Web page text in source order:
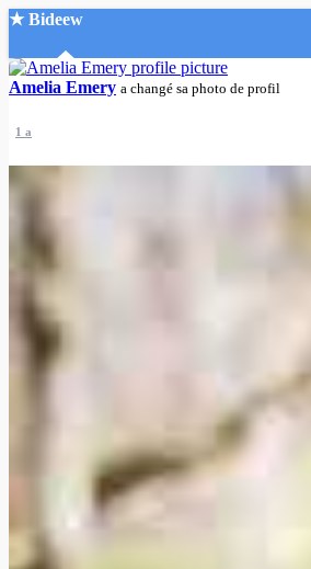
★ Bideew
Accueil
Amelia Emery a changé sa photo de profil
1 a